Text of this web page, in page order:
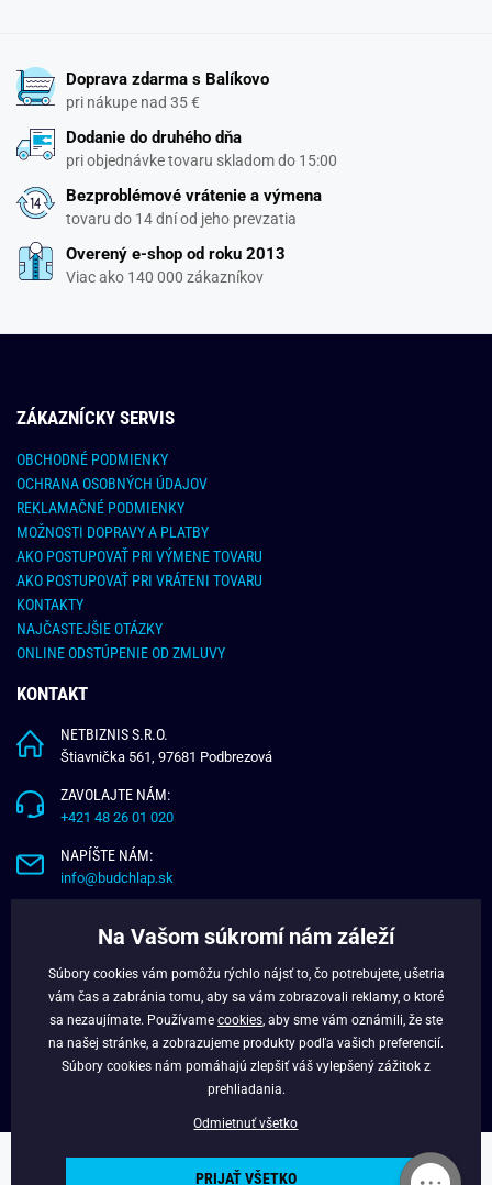
Doprava zdarma s Balíkovo
pri nákupe nad 35 €
Dodanie do druhého dňa
pri objednávke tovaru skladom do 15:00
Bezproblémové vrátenie a výmena
tovaru do 14 dní od jeho prevzatia
Overený e-shop od roku 2013
Viac ako 140 000 zákazníkov
ZÁKAZNÍCKY SERVIS
OBCHODNÉ PODMIENKY
OCHRANA OSOBNÝCH ÚDAJOV
REKLAMAČNÉ PODMIENKY
MOŽNOSTI DOPRAVY A PLATBY
AKO POSTUPOVAŤ PRI VÝMENE TOVARU
AKO POSTUPOVAŤ PRI VRÁTENI TOVARU
KONTAKTY
NAJČASTEJŠIE OTÁZKY
ONLINE ODSTÚPENIE OD ZMLUVY
KONTAKT
NETBIZNIS S.R.O.
Štiavnička 561, 97681 Podbrezová
ZAVOLAJTE NÁM:
+421 48 26 01 020
NAPÍŠTE NÁM:
info@budchlap.sk
VERNOSTNÝ PROGRAM
FACEBOOK
Copyright © 2025 - Budchlap.sk Všetky práva vyhradené. webdesign ©
litvanyi.sk
Na Vašom súkromí nám záleží
Súbory cookies vám pomôžu rýchlo nájsť to, čo potrebujete, ušetria
vám čas a zabránia tomu, aby sa vám zobrazovali reklamy, o ktoré
sa nezaujímate. Používame cookies , aby sme vám oznámili, že ste
na našej stránke, a zobrazujeme produkty podľa vašich preferencií.
Súbory cookies nám pomáhajú zlepšiť váš vylepšený zážitok z
prehliadania.
Odmietnuť všetko
PRIJAŤ VŠETKO